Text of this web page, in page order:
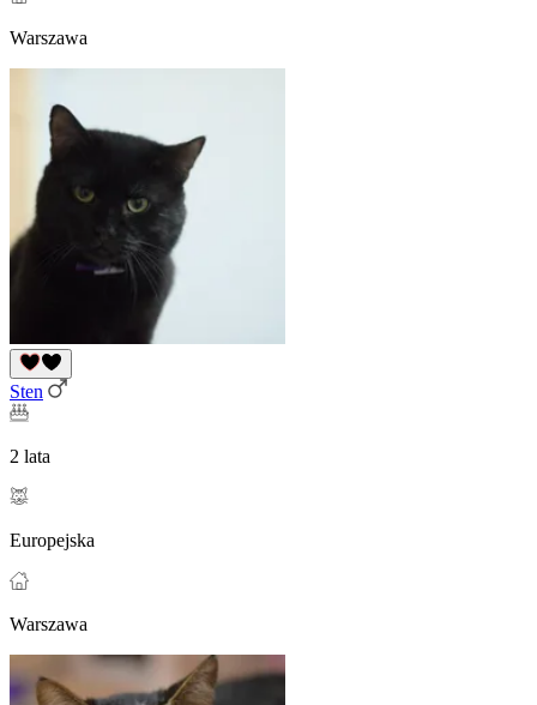
Warszawa
Sten
2 lata
Europejska
Warszawa